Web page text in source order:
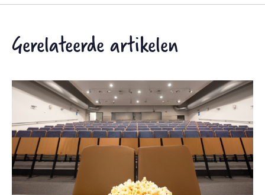
Gerelateerde artikelen